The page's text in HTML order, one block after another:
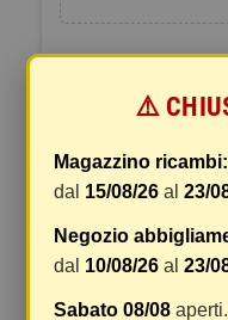
SPEDIZIONI E RESI
La spedizione del
I pacchi sono
dal ricevimento del
tramite BRT con
⚠️
Magazzino ricambi:
dal 15/08/26 al23/
Negozio
dal 10/08/26 al23/
Sabato 08/08 aperti.